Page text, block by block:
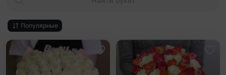
Популярные
Добавить в избранное